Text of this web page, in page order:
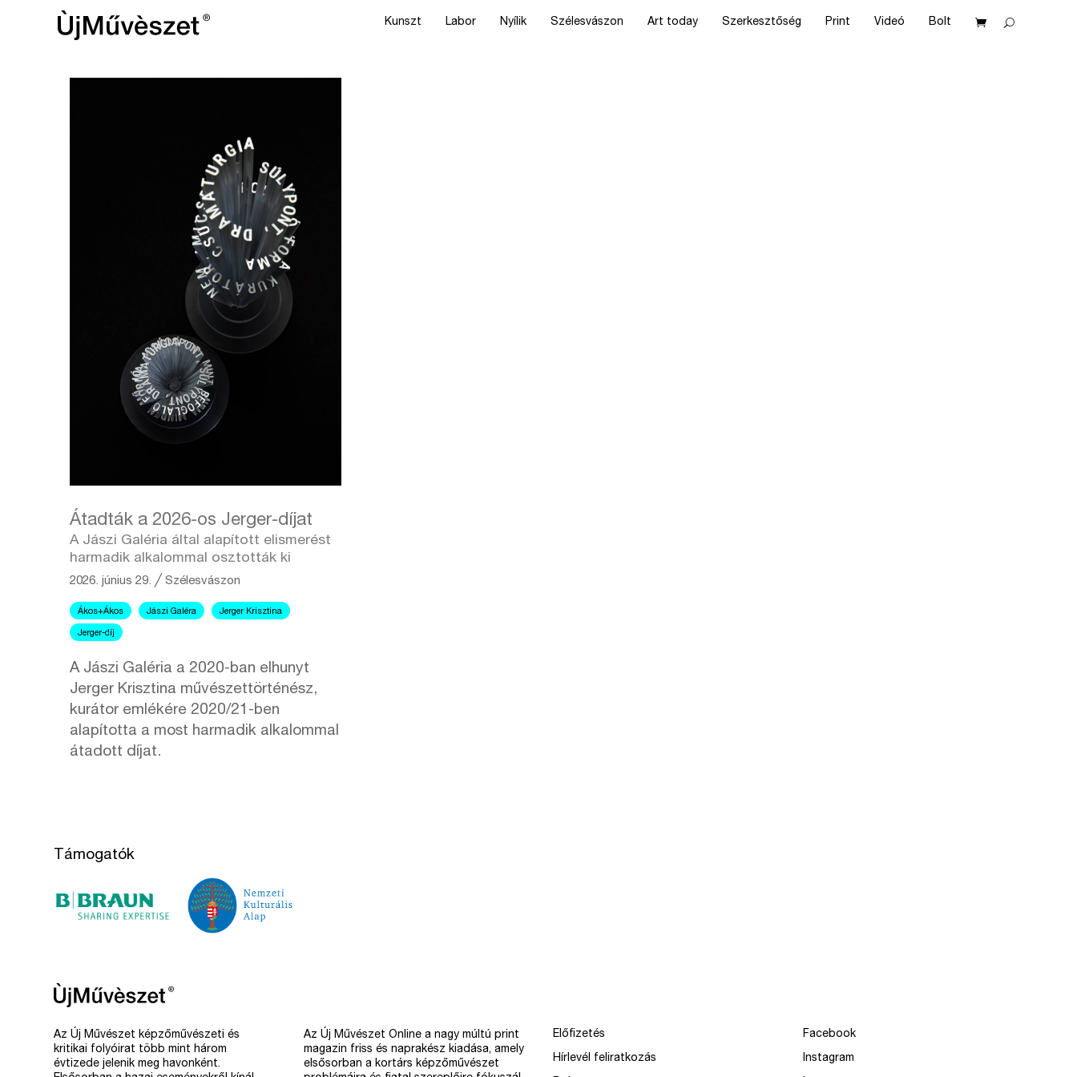
Kunszt Labor Nyílik Szélesvászon Art today Szerkesztőség Print Videó Bolt
Átadták a 2026-os Jerger-díjat
A Jászi Galéria által alapított elismerést
harmadik alkalommal osztották ki
2026. június 29. ╱Szélesvászon
Ákos+Ákos Jászi Galéra Jerger Krisztina
Jerger-díj
A Jászi Galéria a 2020-ban elhunyt
Jerger Krisztina művészettörténész,
kurátor emlékére 2020/21-ben
alapította a most harmadik alkalommal
átadott díjat.
Támogatók
Az Új Művészet képzőművészeti és
kritikai folyóirat több mint három
évtizede jelenik meg havonként.
Az Új Művészet Online a nagy múltú print
magazin friss és naprakész kiadása, amely
elsősorban a kortárs képzőművészet
Előfizetés
Hírlevél feliratkozás
Facebook
Instagram